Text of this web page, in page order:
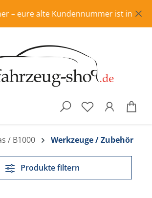
eure alte Kundennummer ist in
/ B1000 Werkzeuge / Zubehör
Produkte filtern